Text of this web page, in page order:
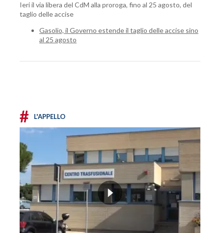
Ieri il via libera del CdM alla proroga, fino al 25 agosto, del
taglio delle accise
Gasolio, il Governo estende il taglio delle accise sino
al 25 agosto
# L'APPELLO